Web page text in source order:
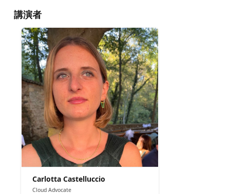
講演者
Carlotta Castelluccio
Cloud Advocate